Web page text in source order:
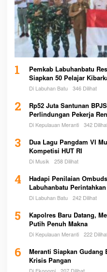
1
Pemkab Labuhanbatu
Siapkan 50 Pelajar
Di Labuhan Batu 346 Dilihat
2
Rp52 Juta Santunan
Perlindungan Pekerja
Di Kepulauan Meranti 342
3
Dua Lagu Pangdam VI
Kompetisi HUT RI
Di Musik 258 Dilihat
4
Hadapi Penilaian
Labuhanbatu
Di Labuhan Batu 242 Dilihat
5
Kapolres Baru Datang,
Putih Penuh Makna
Di Kepulauan Meranti 222
6
Meranti Siapkan Gudang
Krisis Pangan